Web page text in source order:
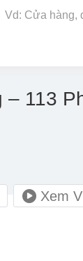
113
Xem